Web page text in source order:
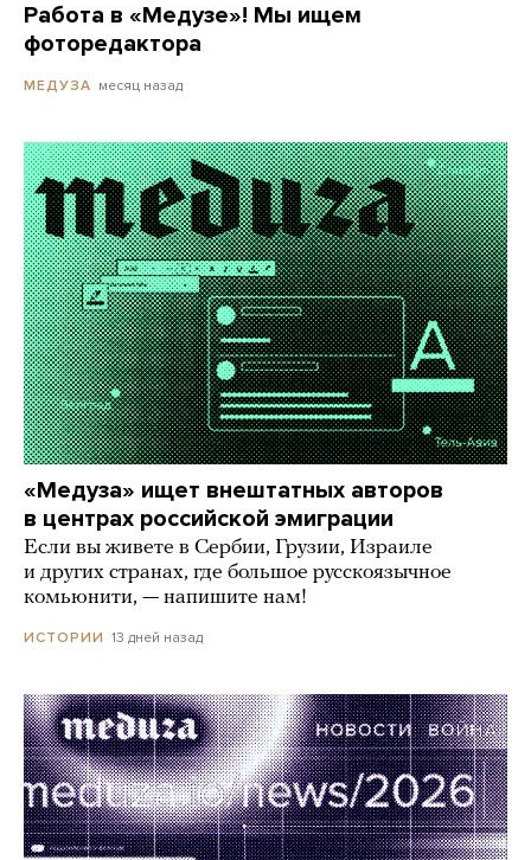
Работа в «Медузе»! Мы ищем
фоторедактора
МЕДУЗА месяц назад
«Медуза» ищет внештатных авторов
в центрах российской эмиграции
Если вы живете в Сербии, Грузии, Израиле
и других странах, где большое русскоязычное
комьюнити, — напишите нам!
ИСТОРИИ 13 дней назад